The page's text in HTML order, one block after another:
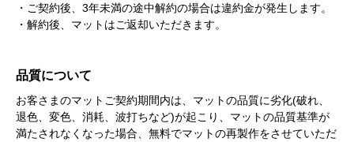
・ご契約後、3年未満の途中解約の場合は違約金が発生します。
・解約後、マットはご返却いただきます。
品質について
お客さまのマットご契約期間内は、マットの品質に劣化(破れ、
退色、変色、消耗、波打ちなど)が起こり、マットの品質基準が
満たされなくなった場合、無料でマットの再製作をさせていただ